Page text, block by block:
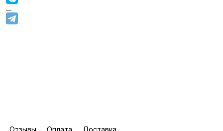
Отзывы Оплата Доставка